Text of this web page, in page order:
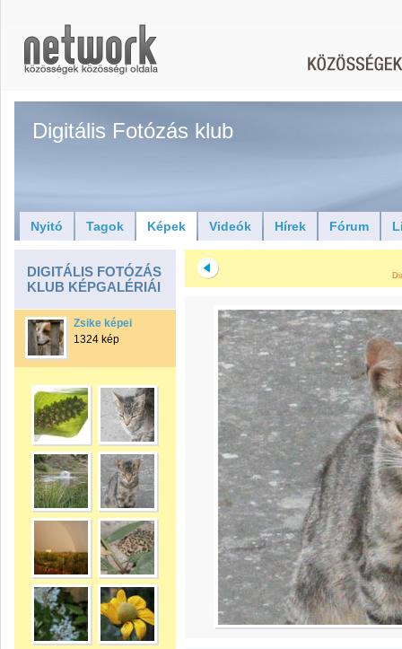
Digitális Fotózás klub
Nyitó Tagok Képek Videók Hírek Fórum
DIGITÁLIS FOTÓZÁS
KLUB KÉPGALÉRIÁI
Zsike képei
1324 kép